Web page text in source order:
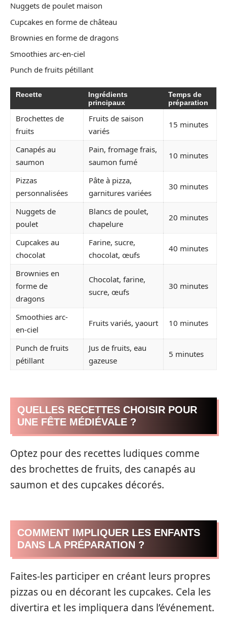
Nuggets de poulet maison
Cupcakes en forme de château
Brownies en forme de dragons
Smoothies arc-en-ciel
Punch de fruits pétillant
Recette
Ingrédients
principaux
Temps de
préparation
Brochettes de
fruits
Fruits de saison
variés
15 minutes
Canapés au
saumon
Pain, fromage frais,
saumon fumé
10 minutes
Pizzas
personnalisées
Pâte à pizza,
garnitures variées
30 minutes
Nuggets de
poulet
Blancs de poulet,
chapelure
20 minutes
Cupcakes au
chocolat
Farine, sucre,
chocolat, œufs
40 minutes
Brownies en
forme de
dragons
Chocolat, farine,
sucre, œufs
30 minutes
Smoothies arc-
en-ciel
Fruits variés, yaourt 10 minutes
Punch de fruits
pétillant
Jus de fruits, eau
gazeuse
5 minutes
QUELLES RECETTES CHOISIR POUR
UNE FÊTE MÉDIÉVALE ?
Optez pour des recettes ludiques comme
des brochettes de fruits, des canapés au
saumon et des cupcakes décorés.
COMMENT IMPLIQUER LES ENFANTS
DANS LA PRÉPARATION ?
Faites-les participer en créant leurs propres
pizzas ou en décorant les cupcakes. Cela les
divertira et les impliquera dans l’événement.